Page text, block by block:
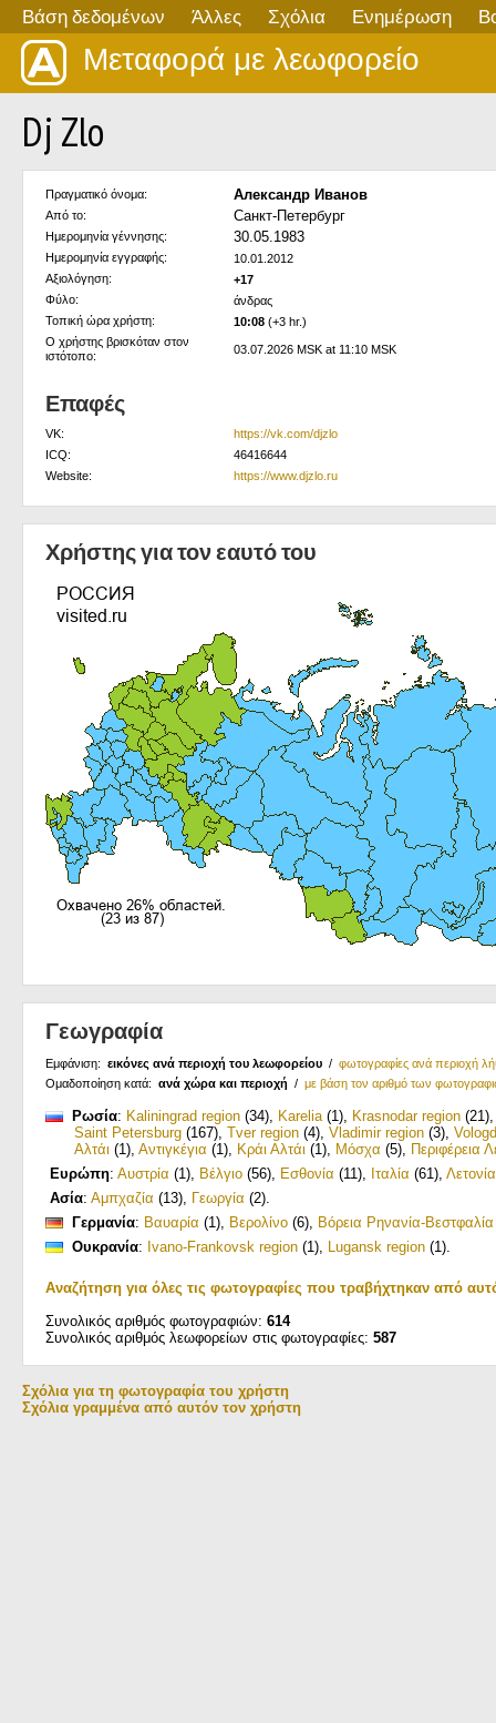
Βάση δεδομένων Άλλες Σχόλια Ενημέρωση
Μεταφορά με λεωφορείο
Dj Zlo
Πραγματικό όνομα: Александр Иванов
Από το: Санкт-Петербург
Ημερομηνία γέννησης: 30.05.1983
Ημερομηνία εγγραφής:
10.01.2012
Αξιολόγηση:
+17
Φύλο:
άνδρας
Τοπική ώρα χρήστη:
10:08 (+3 hr.)
Ο χρήστης βρισκόταν στον
ιστότοπο:
03.07.2026 MSK at 11:10 MSK
Επαφές
VK:
https://vk.com/djzlo
ICQ:
46416644
Website:
https://www.djzlo.ru
Χρήστης για τον εαυτό του
Γεωγραφία
Εμφάνιση: εικόνες ανά περιοχή του λεωφορείου / φωτογραφίες ανά περιοχή
Ομαδοποίηση κατά: ανά χώρα και περιοχή / με βάση τον αριθμό των
Ρωσία: Kaliningrad region (34), Karelia(1), Krasnodar region (21)
Saint Petersburg (167), Tver region (4), Vladimir region (3),
Αλτάι (1), Αντιγκέγια (1), Κράι Αλτάι (1), Μόσχα (5), Περιφέρεια
Ευρώπη: Αυστρία (1), Βέλγιο (56), Εσθονία (11), Ιταλία (61), Λετονία
Ασία: Αμπχαζία (13), Γεωργία (2).
Γερμανία: Βαυαρία (1), Βερολίνο (6), Βόρεια Ρηνανία-Βεστφαλία
Ουκρανία: Ivano-Frankovsk region (1), Lugansk region (1).
Αναζήτηση για όλες τις φωτογραφίες που τραβήχτηκαν από
Συνολικός αριθμός φωτογραφιών: 614
Συνολικός αριθμός λεωφορείων στις φωτογραφίες: 587
Σχόλια για τη φωτογραφία του χρήστη
Σχόλια γραμμένα από αυτόν τον χρήστη